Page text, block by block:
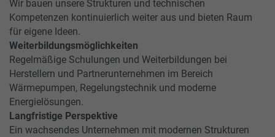
Wir bauen unsere Strukturen und technischen
Kompetenzen kontinuierlich weiter aus und bieten Raum
für eigene Ideen.
Weiterbildungsmöglichkeiten
Regelmäßige Schulungen und Weiterbildungen bei
Herstellern und Partnerunternehmen im Bereich
Wärmepumpen, Regelungstechnik und moderne
Energielösungen.
Langfristige Perspektive
Ein wachsendes Unternehmen mit modernen Strukturen